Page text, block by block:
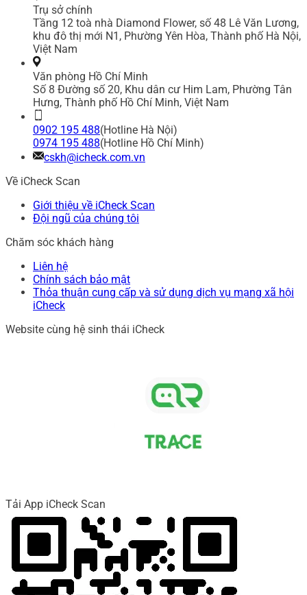
Trụ sở chính
Tầng 12 toà nhà Diamond Flower, số 48 Lê Văn Lương,
khu đô thị mới N1, Phường Yên Hòa, Thành phố Hà Nội,
Việt Nam
Văn phòng Hồ Chí Minh
Số 8 Đường số 20, Khu dân cư Him Lam, Phường Tân
Hưng, Thành phố Hồ Chí Minh, Việt Nam
0902 195 488(Hotline Hà Nội)
0974 195 488(Hotline Hồ Chí Minh)
cskh@icheck.com.vn
Về iCheck Scan
Giới thiệu về iCheck Scan
Đội ngũ của chúng tôi
Chăm sóc khách hàng
Liên hệ
Chính sách bảo mật
Thỏa thuận cung cấp và sử dụng dịch vụ mạng xã hội
iCheck
Website cùng hệ sinh thái iCheck
Tải App iCheck Scan